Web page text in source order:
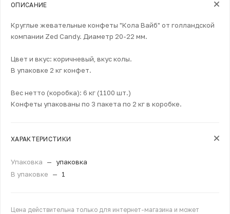
ОПИСАНИЕ
Круглые жевательные конфеты "Кола Вайб" от голландской
компании Zed Candy. Диаметр 20-22 мм.
Цвет и вкус: коричневый, вкус колы.
В упаковке 2 кг конфет.
Вес нетто (коробка): 6 кг (1100 шт.)
Конфеты упакованы по 3 пакета по 2 кг в коробке.
ХАРАКТЕРИСТИКИ
Упаковка —
упаковка
В упаковке
— 1
Цена действительна только для интернет-магазина и может